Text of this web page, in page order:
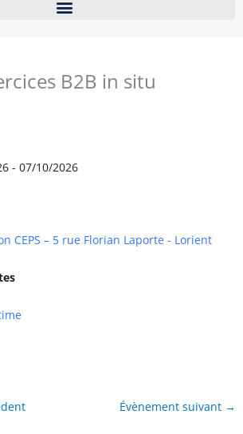
B2B in situ
- 07/10/2026
CEPS – 5 rue Florian Laporte - Lorient
Évènement suivant →